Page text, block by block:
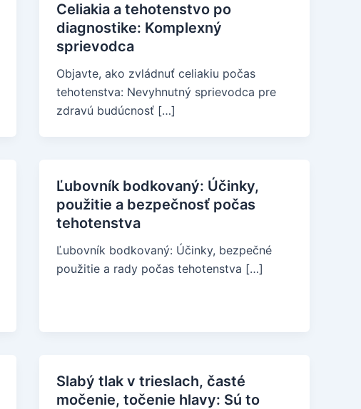
Celiakia a tehotenstvo po
diagnostike: Komplexný
sprievodca
Objavte, ako zvládnuť celiakiu počas
tehotenstva: Nevyhnutný sprievodca pre
zdravú budúcnosť […]
Ľubovník bodkovaný: Účinky,
použitie a bezpečnosť počas
tehotenstva
Ľubovník bodkovaný: Účinky, bezpečné
použitie a rady počas tehotenstva […]
Slabý tlak v trieslach, časté
močenie, točenie hlavy: Sú to